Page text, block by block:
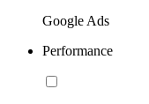
Google Ads
Performance